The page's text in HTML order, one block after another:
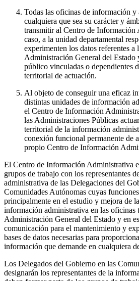
Todas las oficinas de información y
cualquiera que sea su carácter y
transmitir al Centro de Información
caso, a la unidad departamental
experimenten los datos referentes a
Administración General del Estado
público vinculadas o dependientes
territorial de actuación.
Al objeto de conseguir una eficaz
distintas unidades de información
el Centro de Información
las Administraciones Públicas
territorial de la información
conexión funcional permanente de
propio Centro de Información
El Centro de Información Administrativa
grupos de trabajo con los representantes
administrativa de las Delegaciones del
Comunidades Autónomas cuyas
principalmente en el estudio y mejora de
información administrativa en las oficinas
Administración General del Estado y en
comunicación para el mantenimiento y
bases de datos necesarias para
información que demande en cualquiera
Los Delegados del Gobierno en las
designarán los representantes de la